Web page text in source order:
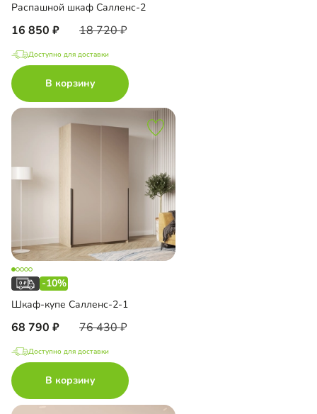
Распашной шкаф Салленс-2
16 850 18 720
Доступно для доставки
В корзину
-10%
Шкаф-купе Салленс-2-1
68 790 76 430
Доступно для доставки
В корзину